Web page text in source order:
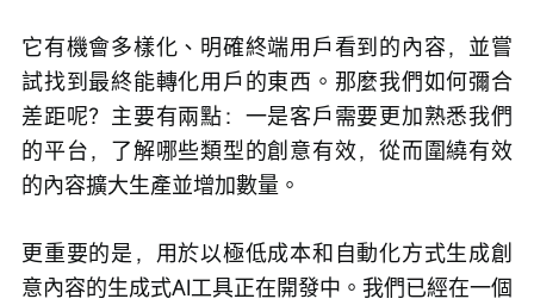
它有機會多樣化、明確終端用戶看到的內容，並嘗
試找到最終能轉化用戶的東西。那麼我們如何彌合
差距呢？主要有兩點：一是客戶需要更加熟悉我們
的平台，了解哪些類型的創意有效，從而圍繞有效
的內容擴大生產並增加數量。
更重要的是，用於以極低成本和自動化方式生成創
意內容的生成式AI工具正在開發中。我們已經在一個